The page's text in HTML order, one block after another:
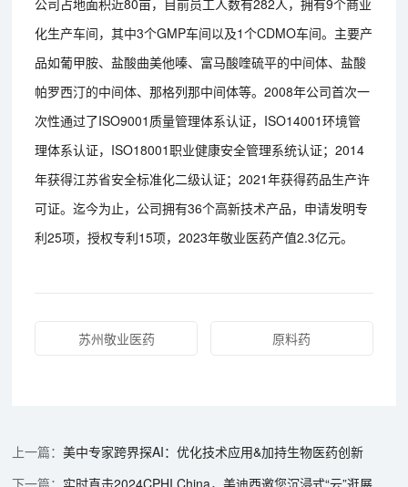
公司占地面积近80亩，目前员工人数有282人，拥有9个商业
化生产车间，其中3个GMP车间以及1个CDMO车间。主要产
品如葡甲胺、盐酸曲美他嗪、富马酸喹硫平的中间体、盐酸
帕罗西汀的中间体、那格列那中间体等。2008年公司首次一
次性通过了ISO9001质量管理体系认证，ISO14001环境管
理体系认证，ISO18001职业健康安全管理系统认证；2014
年获得江苏省安全标准化二级认证；2021年获得药品生产许
可证。迄今为止，公司拥有36个高新技术产品，申请发明专
利25项，授权专利15项，2023年敬业医药产值2.3亿元。
苏州敬业医药 原料药
美中专家跨界探AI：优化技术应用&加持生物医药创新